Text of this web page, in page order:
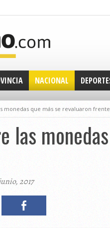
NACIONAL
monedas que más se revaluaron
las
2017